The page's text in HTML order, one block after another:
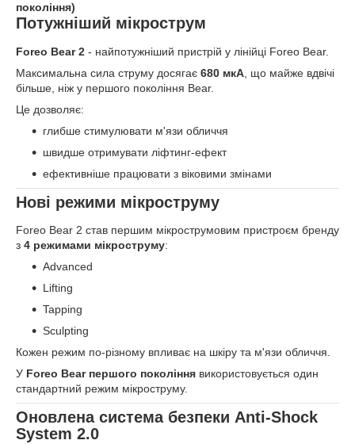
покоління)
Потужніший мікрострум
Foreo Bear 2 - найпотужніший пристрій у лінійці Foreo Bear.
Максимальна сила струму досягає 680 мкА , що майже вдвічі
більше, ніж у першого покоління Bear.
Це дозволяє:
глибше стимулювати м'язи обличчя
швидше отримувати ліфтинг-ефект
ефективніше працювати з віковими змінами
Нові режими мікроструму
Foreo Bear 2 став першим мікрострумовим пристроєм бренду
з 4 режимами мікроструму:
Advanced
Lifting
Tapping
Sculpting
Кожен режим по-різному впливає на шкіру та м'язи обличчя.
У Foreo Bear першого покоління використовується один
стандартний режим мікроструму.
Оновлена система безпеки Anti-Shock
System 2.0